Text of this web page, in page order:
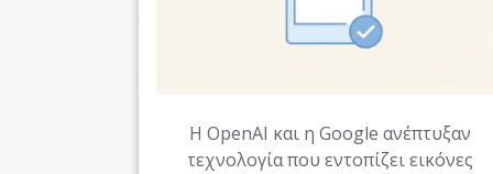
Η OpenAI και η Google ανέπτυξαν
τεχνολογία που εντοπίζει εικόνες